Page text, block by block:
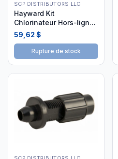
SCP DISTRIBUTORS LLC
Hayward Kit
Chlorinateur Hors-ligne
CL200/CL220 HAY-451-
4050
59,62 $
Rupture de stock